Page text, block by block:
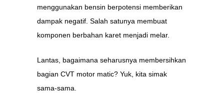
menggunakan bensin berpotensi memberikan
dampak negatif. Salah satunya membuat
komponen berbahan karet menjadi melar.
Lantas, bagaimana seharusnya membersihkan
bagian CVT motor matic? Yuk, kita simak
sama-sama.